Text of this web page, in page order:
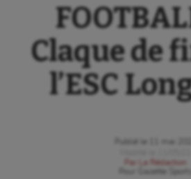
Claque de
l’ESC
Publié le
11 mai 2022
Par
La Rédaction
Gazette Sports